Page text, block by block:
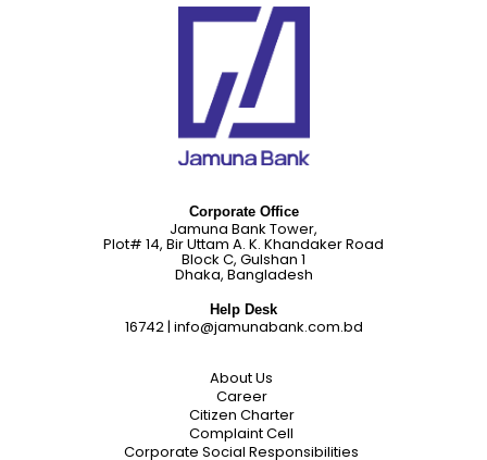
Corporate Office
Jamuna Bank Tower,
Plot# 14, Bir Uttam A. K. Khandaker Road
Block C, Gulshan 1
Dhaka, Bangladesh
Help Desk
16742| info@jamunabank.com.bd
About Us
Career
Citizen Charter
Complaint Cell
Corporate Social Responsibilities